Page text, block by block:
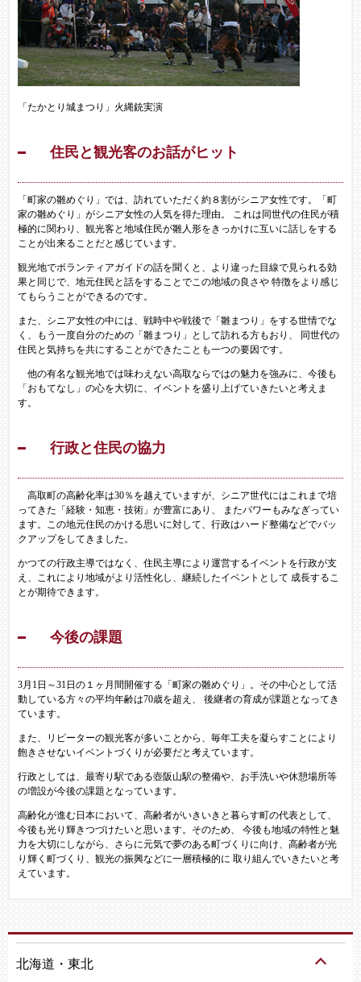
「たかとり城まつり」火縄銃実演
住民と観光客のお話がヒット
「町家の雛めぐり」では、訪れていただく約８割がシニア女性です。「町
家の雛めぐり」がシニア女性の人気を得た理由。 これは同世代の住民が積
極的に関わり、観光客と地域住民が雛人形をきっかけに互いに話しをする
ことが出来ることだと感じています。
観光地でボランティアガイドの話を聞くと、より違った目線で見られる効
果と同じで、地元住民と話をすることでこの地域の良さや 特徴をより感じ
てもらうことができるのです。
また、シニア女性の中には、戦時中や戦後で「雛まつり」をする世情でな
く、もう一度自分のための「雛まつり」として訪れる方もおり、 同世代の
住民と気持ちを共にすることができたことも一つの要因です。
他の有名な観光地では味わえない高取ならではの魅力を強みに、今後も
「おもてなし」の心を大切に、イベントを盛り上げていきたいと考えま
す。
行政と住民の協力
高取町の高齢化率は30％を越えていますが、シニア世代にはこれまで培
ってきた「経験・知恵・技術」が豊富にあり、 またパワーもみなぎってい
ます。この地元住民のかける思いに対して、行政はハード整備などでバッ
クアップをしてきました。
かつての行政主導ではなく、住民主導により運営するイベントを行政が支
え、これにより地域がより活性化し、継続したイベントとして 成長するこ
とが期待できます。
今後の課題
3月1日～31日の１ヶ月間開催する「町家の雛めぐり」。その中心として活
動している方々の平均年齢は70歳を超え、 後継者の育成が課題となってき
ています。
また、リピーターの観光客が多いことから、毎年工夫を凝らすことにより
飽きさせないイベントづくりが必要だと考えています。
行政としては、最寄り駅である壺阪山駅の整備や、お手洗いや休憩場所等
の増設が今後の課題となっています。
高齢化が進む日本において、高齢者がいきいきと暮らす町の代表として、
今後も光り輝きつづけたいと思います。そのため、 今後も地域の特性と魅
力を大切にしながら、さらに元気で夢のある町づくりに向け、高齢者が光
り輝く町づくり、観光の振興などに一層積極的に 取り組んでいきたいと考
えています。
北海道・東北